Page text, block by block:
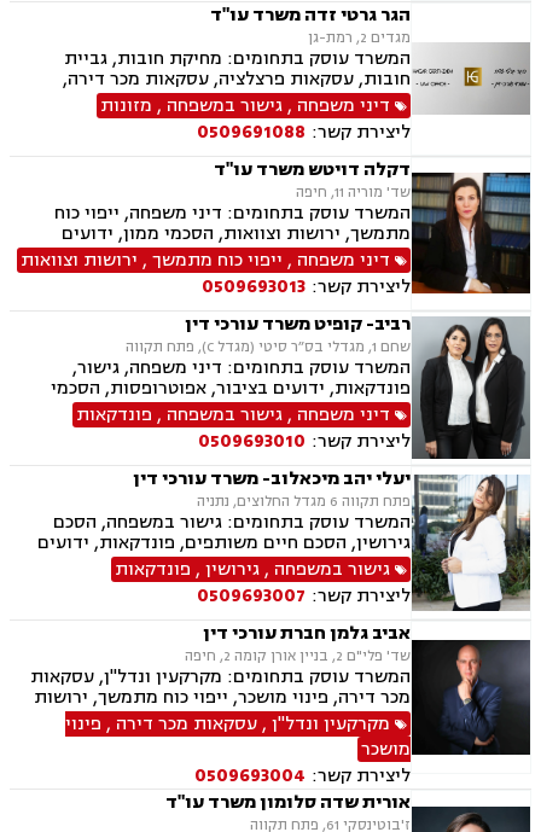
הגר גרטי זדה משרד עו"ד
מגדים 2, רמת-גן
המשרד עוסק בתחומים: מחיקת חובות, גביית
חובות, עסקאות פרצלציה, עסקאות מכר דירה,
הסכמי ממון, ייפוי כוח מתמשך, ירושות וצוואות,
אפוטרופסות, גישור במשפחה, גירושין, מקרקעין,
הוצאה לפועל, אימוץ, הורות חד מינית, מזונות,
משמורת, נישואים אזרחיים, חלוקת רכוש, תיאום
הורי, זמני שהות, אומנה, ניכור הורי, עסקאות מתנה,
ידועים בציבור, פינוי מושכר, צווארון לבן, הלבנת הון,
אלימות במשפחה, עבירות סמים, נפגעי עבירה
דיני משפחה ,גישור במשפחה , מזונות
ליצירת קשר: 0509691088
דקלה דויטש משרד עו"ד
שד' מוריה 11, חיפה
המשרד עוסק בתחומים: דיני משפחה, ייפוי כוח
מתמשך, ירושות וצוואות, הסכמי ממון, ידועים
בציבור, אפוטרופסות, חלוקת רכוש, מעמד אישי,
ניכור הורי, אבהות, מזונות, משמורת זמני שהות,
החזקת ילדים, גירושין, הורות חד מינית, נישואים
אזרחיים, עסקאות מתנה
דיני משפחה , ייפוי כוח מתמשך, ירושות וצוואות
ליצירת קשר: 0509693013
רביב- קופיט משרד עורכי דין
שחם 1, מגדלי בס״ר סיטי (מגדל C), פתח תקווה
המשרד עוסק בתחומים: דיני משפחה, גישור,
פונדקאות, ידועים בציבור, אפוטרופסות, הסכמי
ממון, אבהות, מזונות, משמורת, גירושין, הורות חד
מינית, נישואים חד אזרחיים, אימוץ, חלוקת רכוש,
מעמד אישי, תיאום הורי, חטיפת ילדים, זמני שהות,
אומנה, ניכור הורי, עסקאות מתנה.
דיני משפחה ,גישור במשפחה , פונדקאות
ליצירת קשר: 0509693010
יעלי יהב מיכאלוב- משרד עורכי דין
פתח תקווה 6 מגדל החלוצים, נתניה
המשרד עוסק בתחומים: גישור במשפחה, הסכם
גירושין, הסכם חיים משותפים, פונדקאות, ידועים
בציבור, אפוטרופסות, הסכמי ממון, אבהות, מזונות,
זמני שהות, גירושין, הורות חד מינית, נישואים
אזרחיים, חוק הנוער, אימוץ , חלוקת רכוש, מעמד
אישי, תיאום הורי, חטיפת ילדים, זמני שהות (החזקת
ילדים), אומנה, ניכור הורי, עסקאות מתנה, הוצאה
לפועל, חדלות פירעון, ייפוי כוח מתמשך, מסמך
הבעת רצון, צוואות וירושה.
גישור במשפחה ,גירושין, פונדקאות
ליצירת קשר: 0509693007
אביב גלמן חברת עורכי דין
שד' פלי"ם 2, בניין אורן קומה 2, חיפה
המשרד עוסק בתחומים: מקרקעין ונדל"ן, עסקאות
מכר דירה, פינוי מושכר, ייפוי כוח מתמשך, ירושות
וצוואות, נוטריון.
מקרקעין ונדל"ן,עסקאות מכר דירה , פינוי
מושכר
ליצירת קשר: 0509693004
אורית שדה סלומון משרד עו"ד
ז'בוטינסקי 61, פתח תקווה